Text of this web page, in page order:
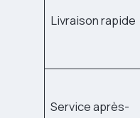
Livraison rapide
Service après-